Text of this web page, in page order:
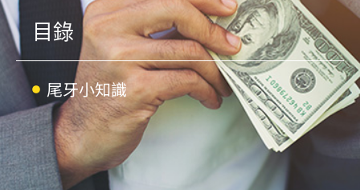
目錄
尾牙小知識